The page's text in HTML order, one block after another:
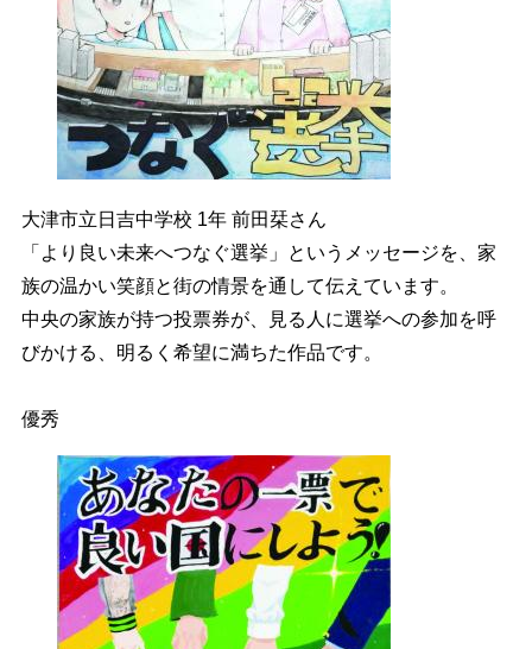
大津市立日吉中学校 1年 前田栞さん
「より良い未来へつなぐ選挙」というメッセージを、家
族の温かい笑顔と街の情景を通して伝えています。
中央の家族が持つ投票券が、見る人に選挙への参加を呼
びかける、明るく希望に満ちた作品です。
優秀